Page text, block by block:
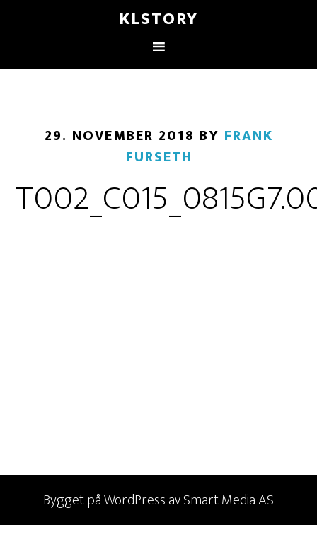
KLSTORY
29. NOVEMBER 2018 BY FRANK
FURSETH
Bygget påWordPressavSmart Media AS